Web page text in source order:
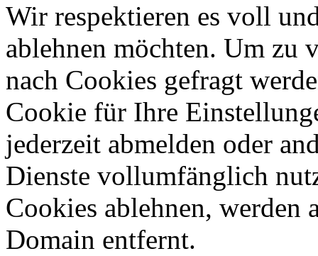
Wir respektieren es voll
ablehnen möchten. Um zu
nach Cookies gefragt
Cookie für Ihre
jederzeit abmelden oder
Dienste vollumfänglich
Cookies ablehnen, werden
Domain entfernt.